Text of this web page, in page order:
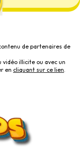
de partenaires de
vidéo illicite ou avec un
en cliquant sur ce lien.